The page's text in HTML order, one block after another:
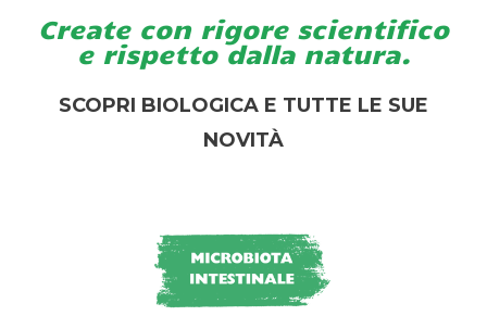
Create con rigore scientifico
e rispetto dalla natura.
SCOPRI BIOLOGICA E TUTTE LE SUE
NOVITÀ